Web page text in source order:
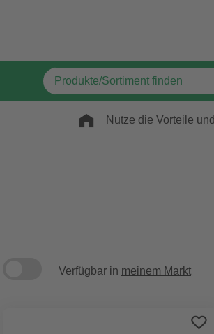
Nutze die Vorteile und
Verfügbar in meinem Markt